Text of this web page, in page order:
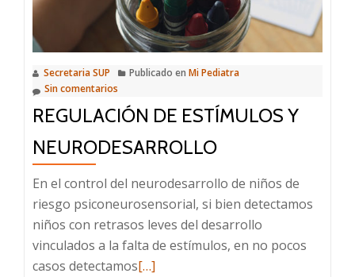
Secretaria SUP Publicado en Mi Pediatra
Sin comentarios
REGULACIÓN DE ESTÍMULOS Y
NEURODESARROLLO
En el control del neurodesarrollo de niños de
riesgo psiconeurosensorial, si bien detectamos
niños con retrasos leves del desarrollo
vinculados a la falta de estímulos, en no pocos
casos detectamosLeer
[…]